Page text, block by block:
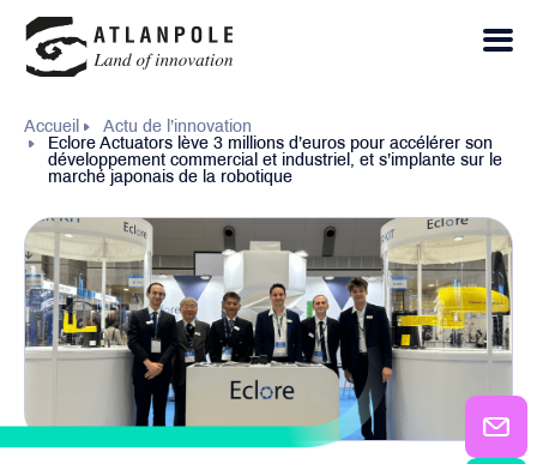
Accueil
Actu de l’innovation
Eclore Actuators lève 3 millions d’euros pour accélérer son
développement commercial et industriel, et s’implante sur le
marché japonais de la robotique